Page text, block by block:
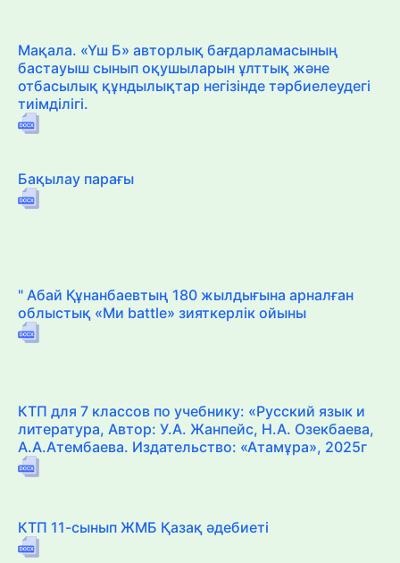
Мақала. «Үш Б» авторлық бағдарламасының
бастауыш сынып оқушыларын ұлттық және
отбасылық құндылықтар негізінде тәрбиелеудегі
тиімділігі.
Бақылау парағы
" Абай Құнанбаевтың 180 жылдығына арналған
облыстық «Ми battle» зияткерлік ойыны
КТП для 7 классов по учебнику: «Русский язык и
литература, Автор: У.А. Жанпейс, Н.А. Озекбаева,
А.А.Атембаева. Издательство: «Атамұра», 2025г
КТП 11-сынып ЖМБ Қазақ әдебиеті